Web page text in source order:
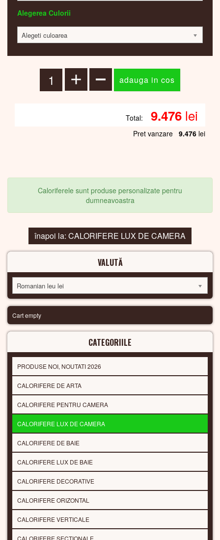
Alegerea Culorii
Alegeti culoarea
Total: 9.476 lei
Pret vanzare 9.476 lei
Caloriferele sunt produse personalizate pentru
dumneavoastra
înapoi la: CALORIFERE LUX DE CAMERA
VALUTĂ
Romanian leu lei
Cart empty
CATEGORIILE
PRODUSE NOI, NOUTATI 2026
CALORIFERE DE ARTA
CALORIFERE PENTRU CAMERA
CALORIFERE LUX DE CAMERA
CALORIFERE DE BAIE
CALORIFERE LUX DE BAIE
CALORIFERE DECORATIVE
CALORIFERE ORIZONTAL
CALORIFERE VERTICALE